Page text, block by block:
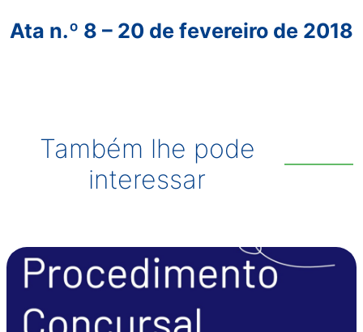
Ata n.º 8 – 20 de fevereiro de 2018
Também lhe pode
interessar